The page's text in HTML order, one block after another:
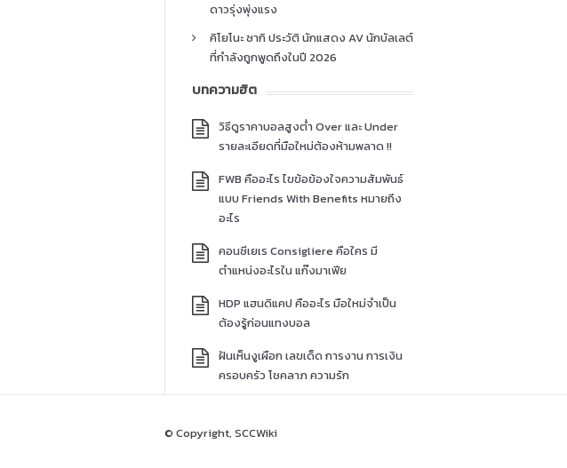
ดาวรุ่งพุ่งแรง
คิโยโนะ ซากิ ประวัติ นักแสดง AV นักบัลเลต์
ที่กำลังถูกพูดถึงในปี 2026
บทความฮิต
วิธีดูราคาบอลสูงต่ำ Over และ Under
รายละเอียดที่มือใหม่ต้องห้ามพลาด !!
FWB คืออะไร ไขข้อข้องใจความสัมพันธ์
แบบ Friends With Benefits หมายถึง
อะไร
คอนซีเยเร Consigliere คือใคร มี
ตำแหน่งอะไรใน แก๊งมาเฟีย
HDP แฮนดิแคป คืออะไร มือใหม่จำเป็น
ต้องรู้ก่อนแทงบอล
ฝันเห็นงูเผือก เลขเด็ด การงาน การเงิน
ครอบครัว โชคลาภ ความรัก
© Copyright, SCCWiki